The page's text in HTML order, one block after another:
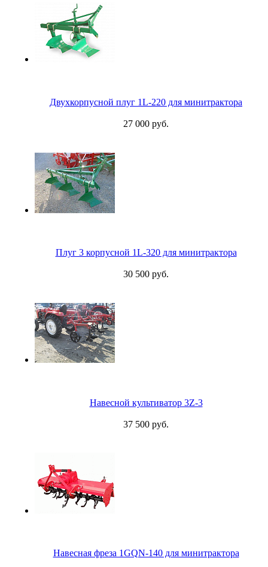
Двухкорпусной плуг 1L-220 для минитрактора
27 000 руб.
Плуг 3 корпусной 1L-320 для минитрактора
30 500 руб.
Навесной культиватор 3Z-3
37 500 руб.
Навесная фреза 1GQN-140 для минитрактора